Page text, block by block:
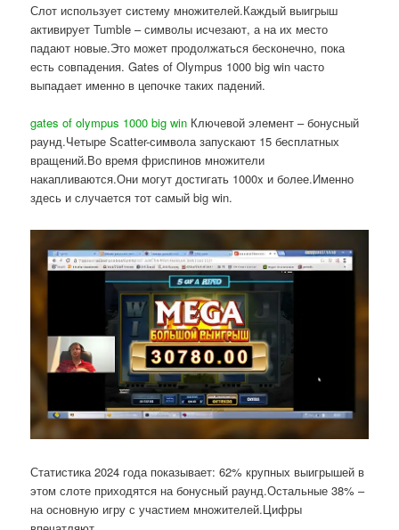
Слот использует систему множителей.Каждый выигрыш
активирует Tumble – символы исчезают, а на их место
падают новые.Это может продолжаться бесконечно, пока
есть совпадения. Gates of Olympus 1000 big win часто
выпадает именно в цепочке таких падений.
gates of olympus 1000 big win Ключевой элемент – бонусный
раунд.Четыре Scatter-символа запускают 15 бесплатных
вращений.Во время фриспинов множители
накапливаются.Они могут достигать 1000x и более.Именно
здесь и случается тот самый big win.
Статистика 2024 года показывает: 62% крупных выигрышей в
этом слоте приходятся на бонусный раунд.Остальные 38% –
на основную игру с участием множителей.Цифры